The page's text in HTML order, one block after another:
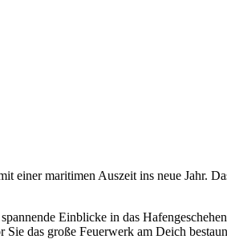
einer maritimen Auszeit ins neue Jahr.
Einblicke in das
das große Feuerwerk am Deich